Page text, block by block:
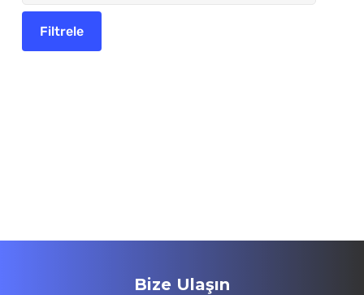
Bize Ulaşın